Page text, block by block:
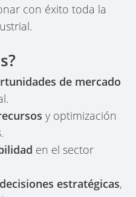
con éxito toda la
de mercado
y optimización
en el sector
estratégicas,